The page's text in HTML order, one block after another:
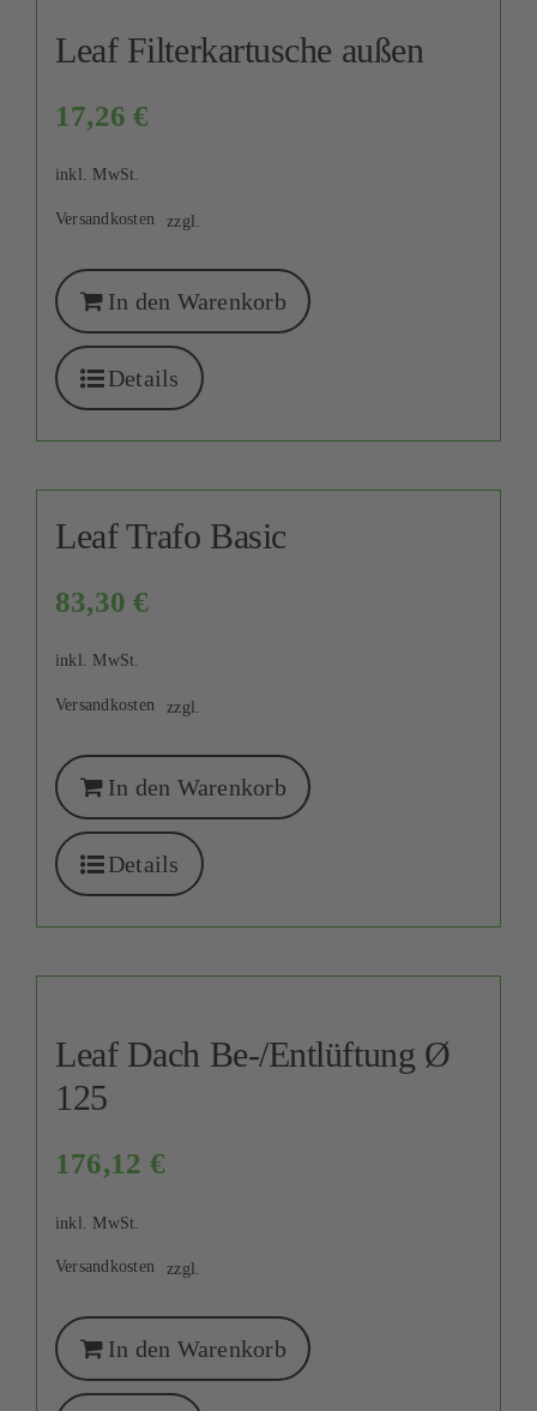
Leaf Filterkartusche außen
17,26€
inkl. MwSt.
zzgl.
Versandkosten
In den Warenkorb
Details
Leaf Trafo Basic
83,30€
inkl. MwSt.
zzgl.
Versandkosten
In den Warenkorb
Details
Leaf Dach Be-/Entlüftung Ø
125
176,12 €
inkl. MwSt.
zzgl.
Versandkosten
In den Warenkorb